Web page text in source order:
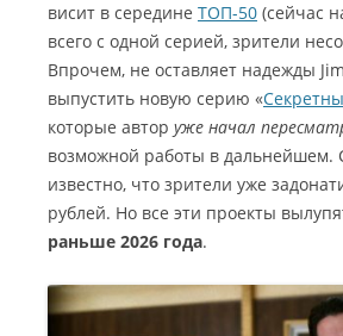
висит в середине ТОП-50 (сейчас
всего с одной серией, зрители
Впрочем, не оставляет надежды
выпустить новую серию «
которые автор уже начал
возможной работы в дальнейшем.
известно, что зрители уже
рублей. Но все эти проекты
раньше 2026 года.